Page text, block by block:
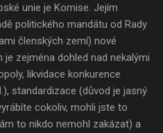
unie je Komise. Jejím
politického mandátu od Rady
členských zemí) nové
je zejména dohled nad nekalými
likvidace konkurence
standardizace (důvod je jasný
cokoliv, mohli jste to
to nikdo nemohl zakázat) a